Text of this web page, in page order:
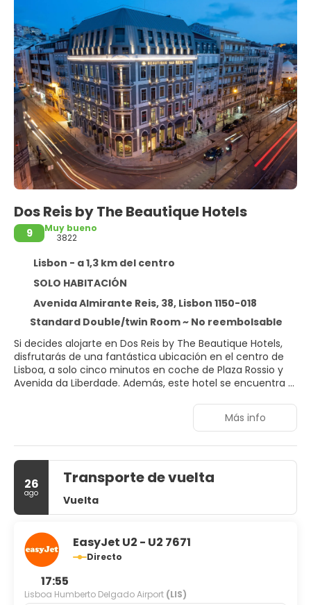
Dos Reis by The Beautique Hotels
9
Muy bueno
3822
Lisbon - a 1,3 km del centro
SOLO HABITACIÓN
Avenida Almirante Reis, 38, Lisbon 1150-018
Standard Double/twin Room ~ No reembolsable
Si decides alojarte en Dos Reis by The Beautique Hotels,
disfrutarás de una fantástica ubicación en el centro de
Lisboa, a solo cinco minutos en coche de Plaza Rossio y
Avenida da Liberdade. Además, este hotel se encuentra a
Aprovecha los prácticos servicios que se te ofrecen,
como conexión a Internet wifi gratis, servicios de
conserjería o un salón de eventos.
Te sentirás como en tu propia casa en cualquiera de las
54 habitaciones con aire acondicionado, minibar y
televisión LCD. La conexión wifi gratis te mantendrá en
canales por cable. El cuarto de baño está provisto de
artículos de higiene personal gratuitos y secadores de
pelo. Entre las comodidades, se incluyen teléfono y
escritorio, además de un servicio de limpieza disponible
todos los días.
Más info
26
ago
Transporte de vuelta
Vuelta
EasyJet U2 - U2 7671
Directo
17:55
Lisboa Humberto Delgado Airport (LIS)